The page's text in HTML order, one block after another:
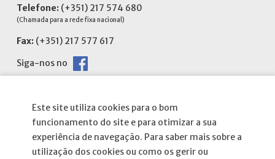
Este site utiliza cookies para o bom
funcionamento do site e para otimizar a sua
experiência de navegação. Para saber mais sobre a
utilização dos cookies ou como os gerir ou
Telefone: (+351) 217 574 680
(Chamada para a rede fixa nacional)
Fax: (+351) 217 577 617
Siga-nos no
Informações